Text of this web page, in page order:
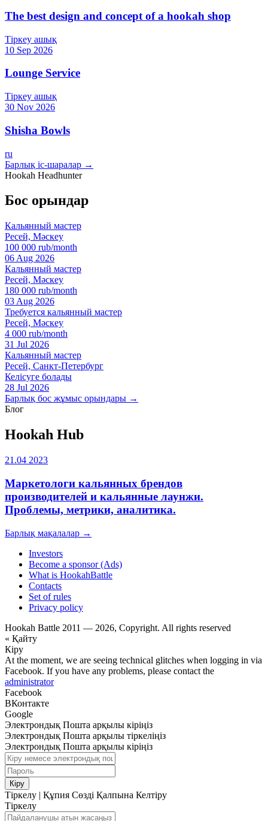
The best design and concept of a hookah shop
Тіркеу ашық
10 Sep 2026
Lounge Service
Тіркеу ашық
30 Nov 2026
Shisha Bowls
ru
Барлық іс-шаралар →
Hookah Headhunter
Бос орындар
Кальянный мастер
Ресей, Мәскеу
100 000 rub/month
06 Aug 2026
Кальянный мастер
Ресей, Мәскеу
180 000 rub/month
03 Aug 2026
Требуется кальянный мастер
Ресей, Мәскеу
4 000 rub/month
31 Jul 2026
Кальянный мастер
Ресей, Санкт-Петербург
Келісуге болады
28 Jul 2026
Барлық бос жұмыс орындары →
Блог
Hookah Hub
21.04 2023
Маркетологи кальянных брендов
производителей и кальянные лаунжи.
Проблемы, метрики, аналитика.
Барлық мақалалар →
Investors
Become a sponsor (Ads)
What is HookahBattle
Contacts
Set of rules
Privacy policy
Hookah Battle 2011 — 2026, Copyright. All rights reserved
« Қайту
Кіру
At the moment, we are seeing technical glitches when logging in via
Facebook. If you have any problems, please contact the
administrator
Facebook
ВКонтакте
Google
Электрондық Пошта арқылы кіріңіз
Электрондық Пошта арқылы тіркеліңіз
Электрондық Пошта арқылы кіріңіз
Кіру
Тіркелу | Құпия Сөзді Қалпына Келтіру
Тіркелу